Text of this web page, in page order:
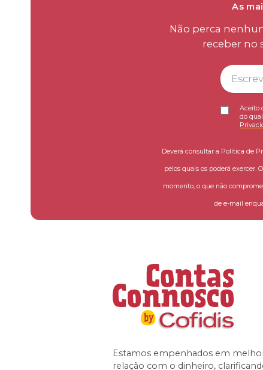
As
Não perca
receber no
Aceito
do
Deverá consultar a Política de
pelos quais os poderá exercer.
momento, o que não
de e-mail
Estamos empenhados em
relação com o dinheiro,